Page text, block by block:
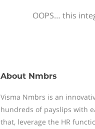
OOPS… this
About Nmbrs
Visma Nmbrs is an
hundreds of payslips with
that, leverage the HR